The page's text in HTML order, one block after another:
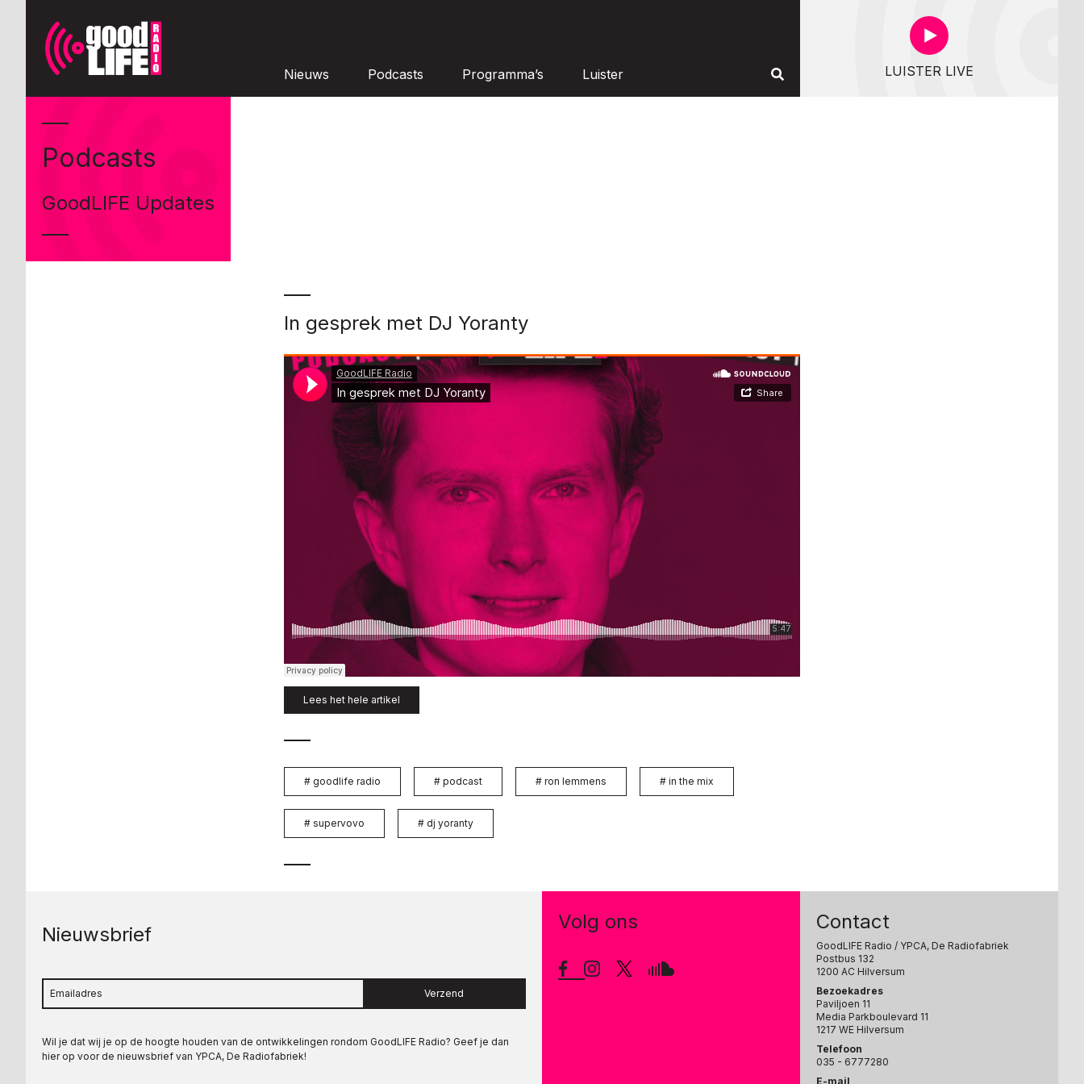
Nieuws Podcasts Programma’s Luister LUISTER LIVE
Podcasts
GoodLIFE Updates
In gesprek met DJ Yoranty
Lees het hele artikel
# goodlife radio # podcast # ron lemmens # in the mix
# supervovo # dj yoranty
Nieuwsbrief
Verzend
Wil je dat wij je op de hoogte houden van de ontwikkelingen rondom GoodLIFE Radio? Geef je dan
hier op voor de nieuwsbrief van YPCA, De Radiofabriek!
Volg ons Contact
GoodLIFE Radio / YPCA, De Radiofabriek
Postbus 132
1200 AC Hilversum
Bezoekadres
Paviljoen 11
Media Parkboulevard 11
1217 WE Hilversum
Telefoon
035 - 6777280
E-mail